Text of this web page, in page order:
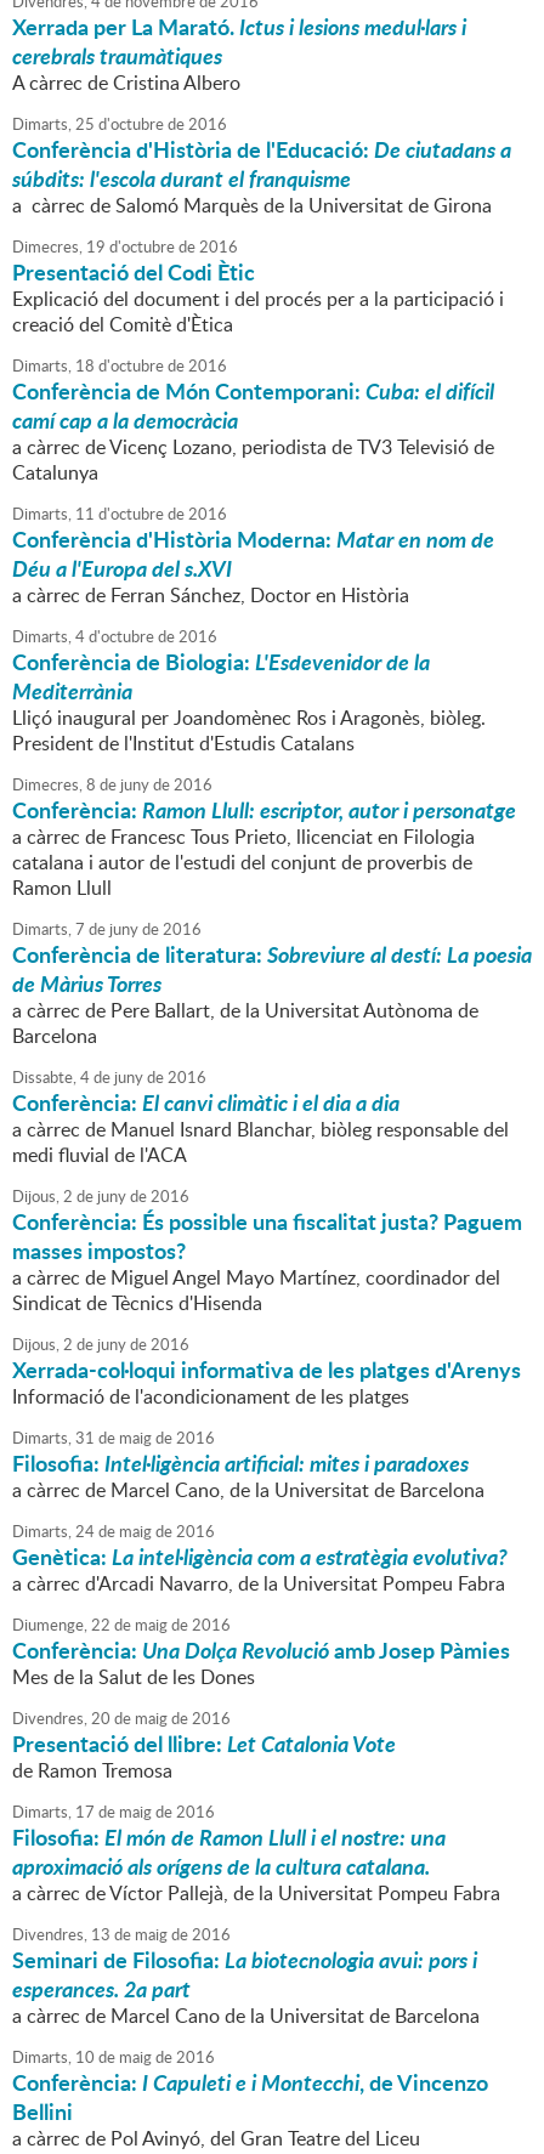
Xerrada per La Marató.Ictus i lesions medul·lars i
cerebrals traumàtiques
A càrrec de Cristina Albero
Dimarts,25 d'octubrede2016
Conferència d'Història de l'Educació:De ciutadans a
súbdits: l'escola durant el franquisme
a càrrec de Salomó Marquès de la Universitat de Girona
Dimecres, 19 d'octubrede2016
Presentació del Codi Ètic
Explicació del document i del procés per a la participació i
creació del Comitè d'Ètica
Dimarts, 18 d'octubrede2016
Conferència de Món Contemporani:Cuba: el difícil
camí cap a la democràcia
a càrrec de Vicenç Lozano, periodista de TV3 Televisió de
Catalunya
Dimarts, 11 d'octubrede2016
Conferència d'Història Moderna:Matar en nom de
Déu a l'Europa del s.XVI
a càrrec de Ferran Sánchez, Doctor en Història
Dimarts,4d'octubrede2016
Conferència de Biologia:L'Esdevenidor de la
Mediterrània
Lliçó inaugural per Joandomènec Ros i Aragonès, biòleg.
President de l'Institut d'Estudis Catalans
Dimecres,8 de junyde2016
Conferència:Ramon Llull: escriptor, autor i personatge
a càrrec de Francesc Tous Prieto, llicenciat en Filologia
catalana i autor de l'estudi del conjunt de proverbis de
Ramon Llull
Dimarts,7 de junyde2016
Conferència de literatura:Sobreviure al destí: La poesia
de Màrius Torres
a càrrec de Pere Ballart, de la Universitat Autònoma de
Barcelona
Dissabte,4de junyde2016
Conferència:El canvi climàtic i el dia a dia
a càrrec de Manuel Isnard Blanchar, biòleg responsable del
medi fluvial de l'ACA
Dijous,2 de junyde2016
Conferència: És possible una fiscalitat justa? Paguem
masses impostos?
a càrrec de Miguel Angel Mayo Martínez, coordinador del
Sindicat de Tècnics d'Hisenda
Dijous,2 de junyde2016
Xerrada-col·loqui informativa de les platges d'Arenys
Informació de l'acondicionament de les platges
Dimarts,31 de maigde2016
Filosofia:Intel·ligència artificial: mites i paradoxes
a càrrec de Marcel Cano, de la Universitat de Barcelona
Dimarts,24de maigde2016
Genètica:La intel·ligència com a estratègia evolutiva?
a càrrec d'Arcadi Navarro, de la Universitat Pompeu Fabra
Diumenge,22 de maigde2016
Conferència: Una Dolça Revolucióamb Josep Pàmies
Mes de la Salut de les Dones
Divendres,20 de maigde2016
Presentació del llibre:Let Catalonia Vote
de Ramon Tremosa
Dimarts, 17 de maigde2016
Filosofia:El món de Ramon Llull i el nostre: una
aproximació als orígens de la cultura catalana.
a càrrec de Víctor Pallejà, de la Universitat Pompeu Fabra
Divendres, 13 de maigde2016
Seminari de Filosofia:La biotecnologia avui: pors i
esperances. 2a part
a càrrec de Marcel Cano de la Universitat de Barcelona
Dimarts, 10 de maigde2016
Conferència:I Capuleti e i Montecchi, de Vincenzo
Bellini
a càrrec de Pol Avinyó, del Gran Teatre del Liceu